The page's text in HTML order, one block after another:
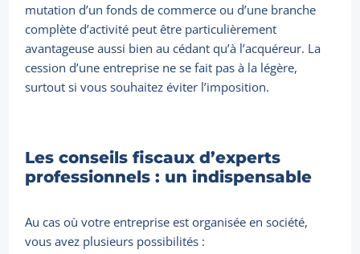
mutation d’un fonds de commerce ou d’une branche
complète d’activité peut être particulièrement
avantageuse aussi bien au cédant qu’à l’acquéreur. La
cession d’une entreprise ne se fait pas à la légère,
surtout si vous souhaitez éviter l’imposition.
Les conseils fiscaux d’experts
professionnels : un indispensable
Au cas où votre entreprise est organisée en société,
vous avez plusieurs possibilités :